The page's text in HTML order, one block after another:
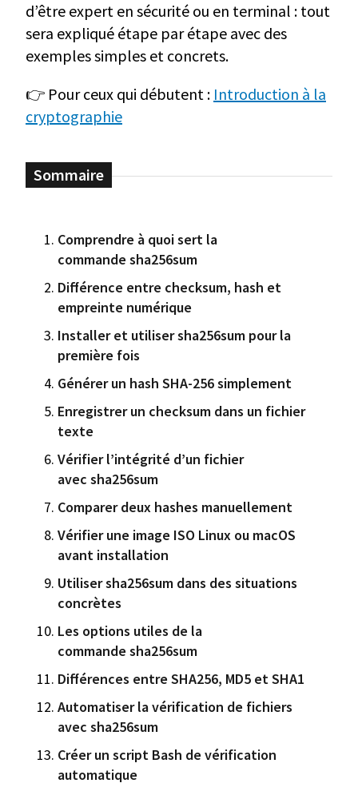
d’être expert en sécurité ou en terminal : tout
sera expliqué étape par étape avec des
exemples simples et concrets.
👉 Pour ceux qui débutent : Introduction à la
cryptographie
Comprendre à quoi sert la
commande sha256sum
Différence entre checksum, hash et
empreinte numérique
Installer et utiliser sha256sum pour la
première fois
Générer un hash SHA-256 simplement
Enregistrer un checksum dans un fichier
texte
Vérifier l’intégrité d’un fichier
avec sha256sum
Comparer deux hashes manuellement
Vérifier une image ISO Linux ou macOS
avant installation
Utiliser sha256sum dans des situations
concrètes
Les options utiles de la
commande sha256sum
Différences entre SHA256, MD5 et SHA1
Automatiser la vérification de fichiers
avec sha256sum
Créer un script Bash de vérification
automatique